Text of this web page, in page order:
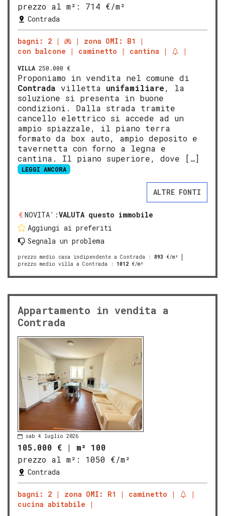
prezzo al m²:
714 €/m²
Contrada
bagni: 2
zona OMI: B1
con balcone
caminetto cantina
VILLA 250.000 €
Proponiamo in vendita nel comune di
Contrada villetta unifamiliare, la
soluzione si presenta in buone
condizioni. Dalla strada tramite
cancello elettrico si accede ad un
ampio spiazzale, il piano terra
formato da box auto, ampio deposito e
tavernetta con forno a legna e
cantina. Il piano superiore, dove […]
LEGGI ANCORA
ALTRE FONTI
NOVITA':VALUTA questo immobile
Aggiungi ai preferiti
Segnala un problema
prezzo medio casa indipendente a Contrada : 893 €/m²
prezzo medio villa a Contrada : 1012 €/m²
Appartamento in vendita a
Contrada
sab 4 luglio 2026
105.000 € | m² 100
prezzo al m²:
1050 €/m²
Contrada
bagni: 2 zona OMI: R1
caminetto
cucina abitabile